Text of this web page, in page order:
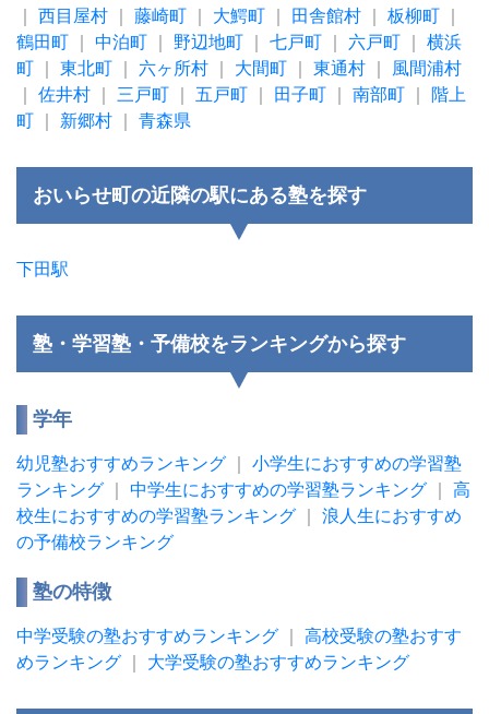
西目屋村 藤崎町 大鰐町 田舎館村 板柳町
鶴田町
中泊町 野辺地町 七戸町 六戸町
横浜
町
東北町 六ヶ所村 大間町 東通村
風間浦村
佐井村 三戸町 五戸町 田子町 南部町
階上
町
新郷村 青森県
おいらせ町の近隣の駅にある塾を探す
下田駅
塾・学習塾・予備校をランキングから探す
学年
幼児塾おすすめランキング
小学生におすすめの学習塾
ランキング
中学生におすすめの学習塾ランキング
高
校生におすすめの学習塾ランキング
浪人生におすすめ
の予備校ランキング
塾の特徴
中学受験の塾おすすめランキング
高校受験の塾おすす
めランキング
大学受験の塾おすすめランキング